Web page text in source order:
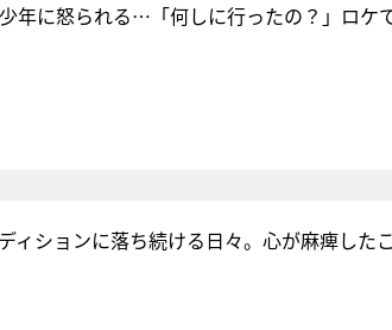
年に怒られる…「何しに行ったの？」ロケ
ィションに落ち続ける日々。心が麻痺した